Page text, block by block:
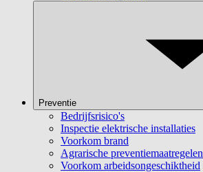
Preventie
Bedrijfsrisico's
Inspectie elektrische installaties
Voorkom brand
Agrarische preventiemaatregelen
Voorkom arbeidsongeschiktheid